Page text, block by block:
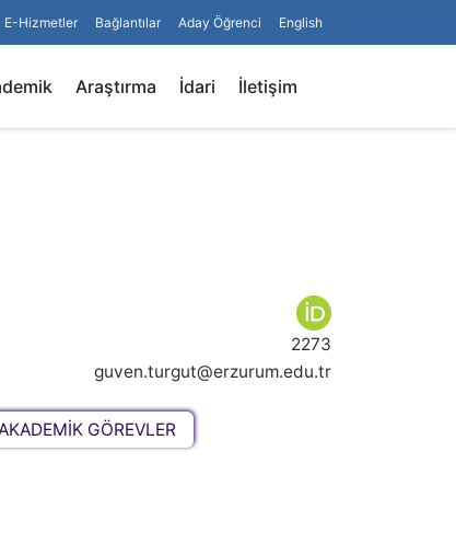
E-Hizmetler Bağlantılar Aday Öğrenci English
Araştırma İdari İletişim
2273
guven.turgut@erzurum.edu.tr
AKADEMİK GÖREVLER